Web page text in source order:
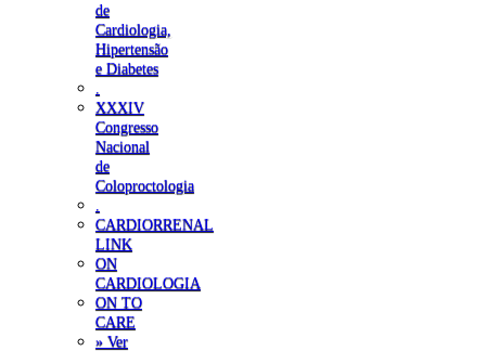
de
Cardiologia,
Hipertensão
e Diabetes
XXXIV
Congresso
Nacional
de
Coloproctologia
CARDIORRENAL
LINK
ON
CARDIOLOGIA
ON TO
CARE
» Ver